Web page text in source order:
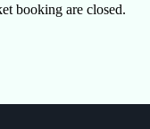
booking are closed.